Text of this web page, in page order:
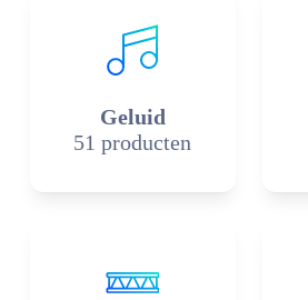
Geluid
51 producten